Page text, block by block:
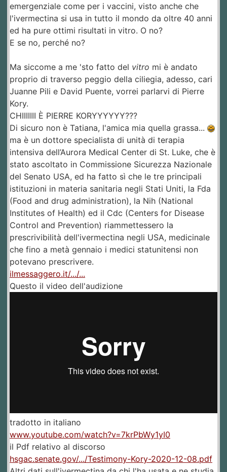
emergenziale come per i vaccini, visto anche che
l'ivermectina si usa in tutto il mondo da oltre 40 anni
ed ha pure ottimi risultati in vitro. O no?
E se no, perché no?
Ma siccome a me 'sto fatto del vitro mi è andato
proprio di traverso peggio della ciliegia, adesso, cari
Juanne Pili e David Puente, vorrei parlarvi di Pierre
Kory.
CHIIIIIII È PIERRE KORYYYYYY???
Di sicuro non è Tatiana, l'amica mia quella grassa...
ma è un dottore specialista di unità di terapia
intensiva dell’Aurora Medical Center di St. Luke, che è
stato ascoltato in Commissione Sicurezza Nazionale
del Senato USA, ed ha fatto sì che le tre principali
istituzioni in materia sanitaria negli Stati Uniti, la Fda
(Food and drug administration), la Nih (National
Institutes of Health) ed il Cdc (Centers for Disease
Control and Prevention) riammettessero la
prescrivibilità dell'ivermectina negli USA, medicinale
che fino a metà gennaio i medici statunitensi non
potevano prescrivere.
ilmessaggero.it/.../...
Questo il video dell'audizione
tradotto in italiano
www.youtube.com/watch?v=7krPbWy1yI0
il Pdf relativo al discorso
hsgac.senate.gov/.../Testimony-Kory-2020-12-08.pdf